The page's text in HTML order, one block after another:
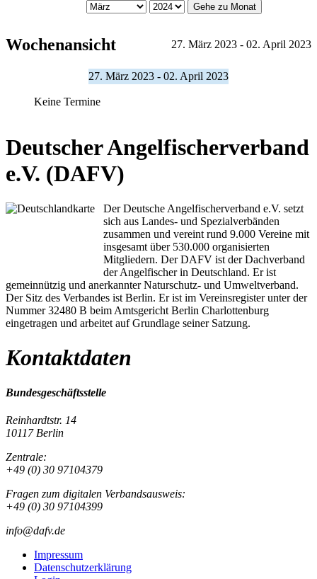
Gehe zu Monat
Wochenansicht 27. März 2023 - 02. April 2023
27. März 2023 - 02. April 2023
Keine Termine
Deutscher Angelfischerverband
e.V. (DAFV)
Der Deutsche Angelfischerverband e.V. setzt
sich aus Landes- und Spezialverbänden
zusammen und vereint rund 9.000 Vereine mit
insgesamt über 530.000 organisierten
Mitgliedern. Der DAFV ist der Dachverband
der Angelfischer in Deutschland. Er ist
gemeinnützig und anerkannter Naturschutz- und Umweltverband.
Der Sitz des Verbandes ist Berlin. Er ist im Vereinsregister unter der
Nummer 32480 B beim Amtsgericht Berlin Charlottenburg
eingetragen und arbeitet auf Grundlage seiner Satzung.
Kontaktdaten
Bundesgeschäftsstelle
Reinhardtstr. 14
10117 Berlin
Zentrale:
+49 (0) 30 97104379
Fragen zum digitalen Verbandsausweis:
+49 (0) 30 97104399
info@dafv.de
Impressum
Datenschutzerklärung